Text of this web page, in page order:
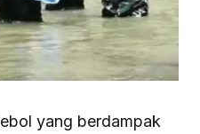
yang berdampak